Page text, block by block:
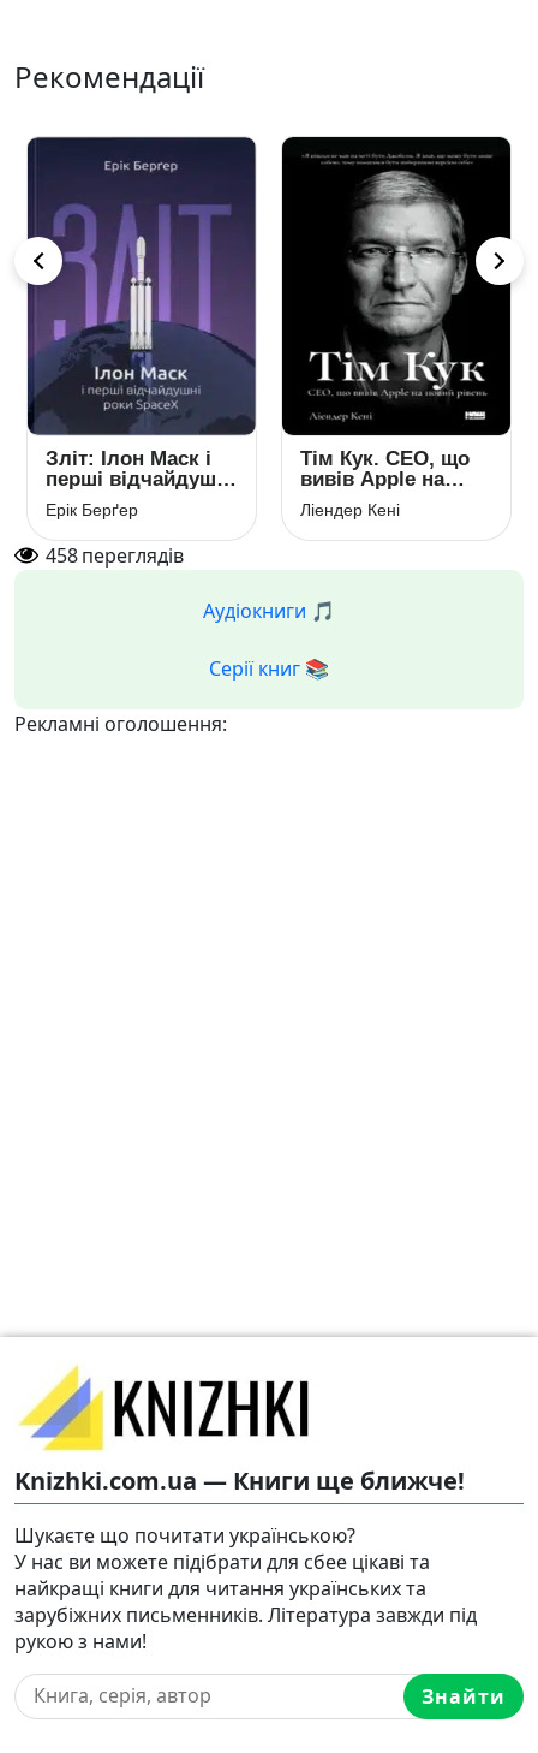
Рекомендації
Зліт: Ілон Маск і
перші відчайдушні
роки SpaceX
Ерік Берґер
Тім Кук. СЕО, що
вивів Apple на
новий рівень
Ліендер Кені
458переглядів
Аудіокниги 🎵
Серії книг 📚
Рекламні оголошення:
Knizhki.com.ua — Книги ще ближче!
Шукаєте що почитати українською?
У нас ви можете підібрати для сбее цікаві та
найкращі книги для читання українських та
зарубіжних письменників. Література завжди під
рукою з нами!
Знайти